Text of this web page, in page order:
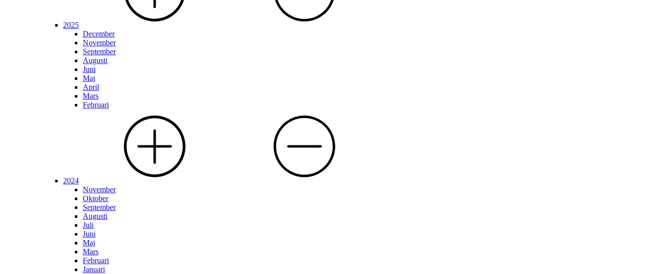
2025
December
November
September
Augusti
Juni
Maj
April
Mars
Februari
2024
November
Oktober
September
Augusti
Juli
Juni
Maj
Mars
Februari
Januari